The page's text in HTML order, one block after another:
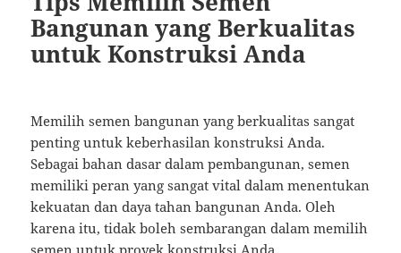
Bangunan yang Berkualitas
untuk Konstruksi Anda
Memilih semen bangunan yang berkualitas sangat
penting untuk keberhasilan konstruksi Anda.
Sebagai bahan dasar dalam pembangunan, semen
memiliki peran yang sangat vital dalam menentukan
kekuatan dan daya tahan bangunan Anda. Oleh
karena itu, tidak boleh sembarangan dalam memilih